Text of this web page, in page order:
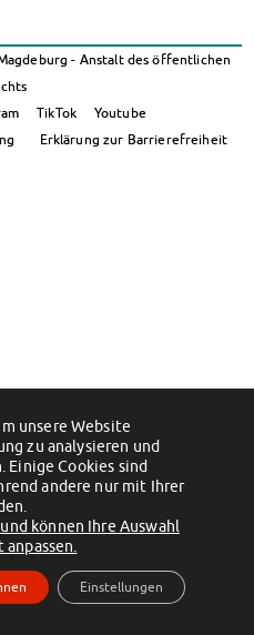
- Anstalt des öffentlichen
TikTok
Youtube
Erklärung zur Barrierefreiheit
unsere Website
zu analysieren und
Einige Cookies sind
andere nur mit Ihrer
können Ihre Auswahl
Einstellungen